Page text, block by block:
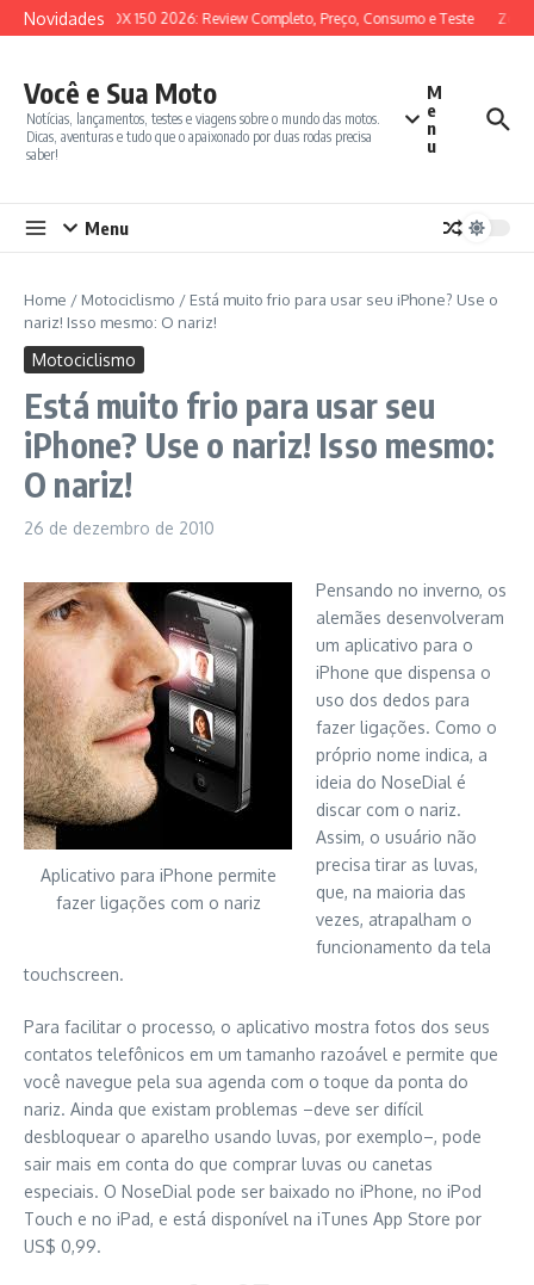
Ir para o conteúdo
NovidadesSYM ADX 150 2026: Review Completo, Preço, Consumo e Teste
Você e Sua Moto
Notícias, lançamentos, testes e viagens sobre o mundo das motos.
Dicas, aventuras e tudo que o apaixonado por duas rodas precisa
saber!
M
e
n
u
Menu
Home / Motociclismo / Está muito frio para usar seu iPhone? Use o
nariz! Isso mesmo: O nariz!
Motociclismo
Está muito frio para usar seu
iPhone? Use o nariz! Isso mesmo:
O nariz!
26 de dezembro de 2010
Aplicativo para iPhone permite
fazer ligações com o nariz
Pensando no inverno, os
alemães desenvolveram
um aplicativo para o
iPhone que dispensa o
uso dos dedos para
fazer ligações. Como o
próprio nome indica, a
ideia do NoseDial é
discar com o nariz.
Assim, o usuário não
precisa tirar as luvas,
que, na maioria das
vezes, atrapalham o
funcionamento da tela
touchscreen.
Para facilitar o processo, o aplicativo mostra fotos dos seus
contatos telefônicos em um tamanho razoável e permite que
você navegue pela sua agenda com o toque da ponta do
nariz. Ainda que existam problemas –deve ser difícil
desbloquear o aparelho usando luvas, por exemplo–, pode
sair mais em conta do que comprar luvas ou canetas
especiais. O NoseDial pode ser baixado no iPhone, no iPod
Touch e no iPad, e está disponível na iTunes App Store por
US$ 0,99.